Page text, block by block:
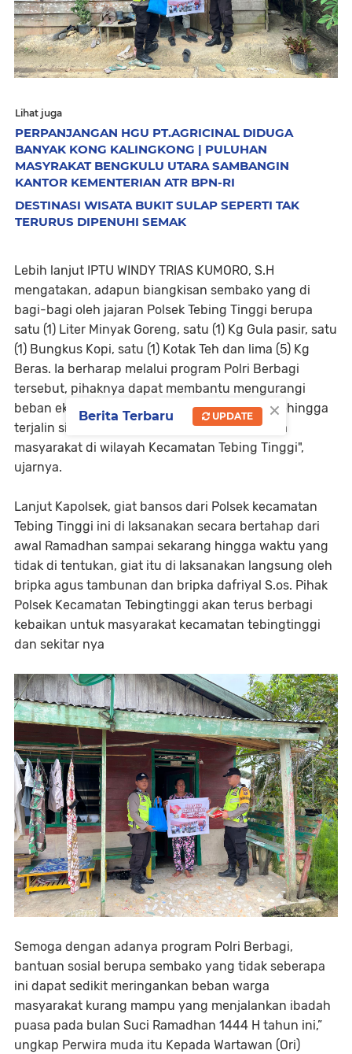
Lihat juga
PERPANJANGAN HGU PT.AGRICINAL DIDUGA
BANYAK KONG KALINGKONG | PULUHAN
MASYRAKAT BENGKULU UTARA SAMBANGIN
KANTOR KEMENTERIAN ATR BPN-RI
DESTINASI WISATA BUKIT SULAP SEPERTI TAK
TERURUS DIPENUHI SEMAK
Lebih lanjut IPTU WINDY TRIAS KUMORO, S.H
mengatakan, adapun biangkisan sembako yang di
bagi-bagi oleh jajaran Polsek Tebing Tinggi berupa
satu (1) Liter Minyak Goreng, satu (1) Kg Gula pasir, satu
(1) Bungkus Kopi, satu (1) Kotak Teh dan lima (5) Kg
Beras. Ia berharap melalui program Polri Berbagi
tersebut, pihaknya dapat membantu mengurangi
beban ekonomi warga yang kurang mampu sehingga
terjalin sinergitas kebersamaan dengan warga
masyarakat di wilayah Kecamatan Tebing Tinggi",
ujarnya.
Lanjut Kapolsek, giat bansos dari Polsek kecamatan
Tebing Tinggi ini di laksanakan secara bertahap dari
awal Ramadhan sampai sekarang hingga waktu yang
tidak di tentukan, giat itu di laksanakan langsung oleh
bripka agus tambunan dan bripka dafriyal S.os. Pihak
Polsek Kecamatan Tebingtinggi akan terus berbagi
kebaikan untuk masyarakat kecamatan tebingtinggi
dan sekitar nya
Semoga dengan adanya program Polri Berbagi,
bantuan sosial berupa sembako yang tidak seberapa
ini dapat sedikit meringankan beban warga
masyarakat kurang mampu yang menjalankan ibadah
puasa pada bulan Suci Ramadhan 1444 H tahun ini,”
ungkap Perwira muda itu Kepada Wartawan (Ori)
×
Berita Terbaru UPDATE